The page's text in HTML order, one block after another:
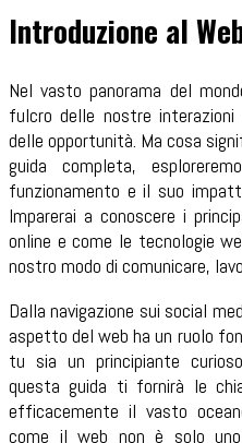
Introduzione al
Nel vasto panorama del
fulcro delle nostre interazioni
delle opportunità. Ma cosa
guida completa,
funzionamento e il suo
Imparerai a conoscere i
online e come le tecnologie
nostro modo di comunicare,
Dalla navigazione sui social
aspetto del web ha un ruolo
tu sia un principiante
questa guida ti fornirà le
efficacemente il vasto
come il web non è solo